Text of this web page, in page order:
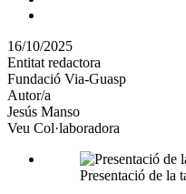
altres
xarxes
socials
16/10/2025
Entitat redactora
Fundació Via-Guasp
Autor/a
Jesús Manso
Veu Col·laboradora
Presentació de la